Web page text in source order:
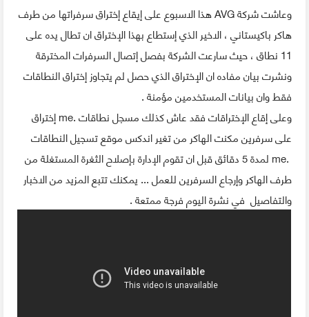
وعاشت شركة AVG هذا الاسبوع على إيقاع إختراق سرفراتها من طرف
هاكر باكيستاني ، الاخير الذي إستطاع بهذا الإختراق ان تطال يده على
11 نطاق ، حيث سارعت الشركة بفصل إتصال السرفرات المخترقة
ونشرت بيان مفاده ان الإختراق الذي حصل لم يتجاوز إختراق النطاقات
فقط وان بيانات المستخدمين مؤمنة .
وعلى إقاع الإختراقات فقد عاش كذلك مسجل نطاقات .me إختراق
على سرفرين مكنت الهاكر من تغير اندكس موقع تسجيل النطاقات
.me لمدة 5 دقائق قبل ان تقوم الإدارة بإصلاح الثغرة المستغلة من
طرف الهاكر وإرجاع السرفرين للعمل ... يمكنك تتبع المزيد من الاخبار
والتفاصيل في نشرة اليوم فرجة ممتعة .